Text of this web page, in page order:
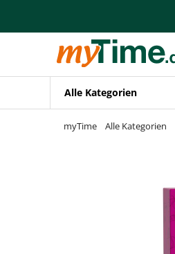
Zur Navigation springen
Zur Suche springen
Alle Kategorien
myTime Alle Kategorien